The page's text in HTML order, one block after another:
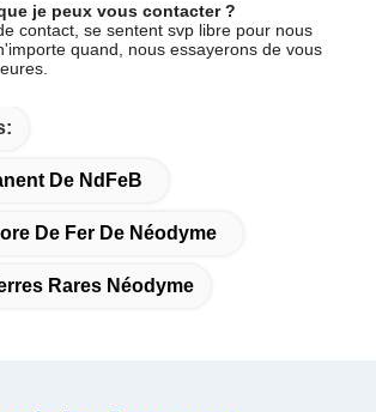
je peux vous contacter ?
contact, se sentent svp libre pour nous
quand, nous essayerons de vous
De NdFeB
De Fer De Néodyme
Rares Néodyme